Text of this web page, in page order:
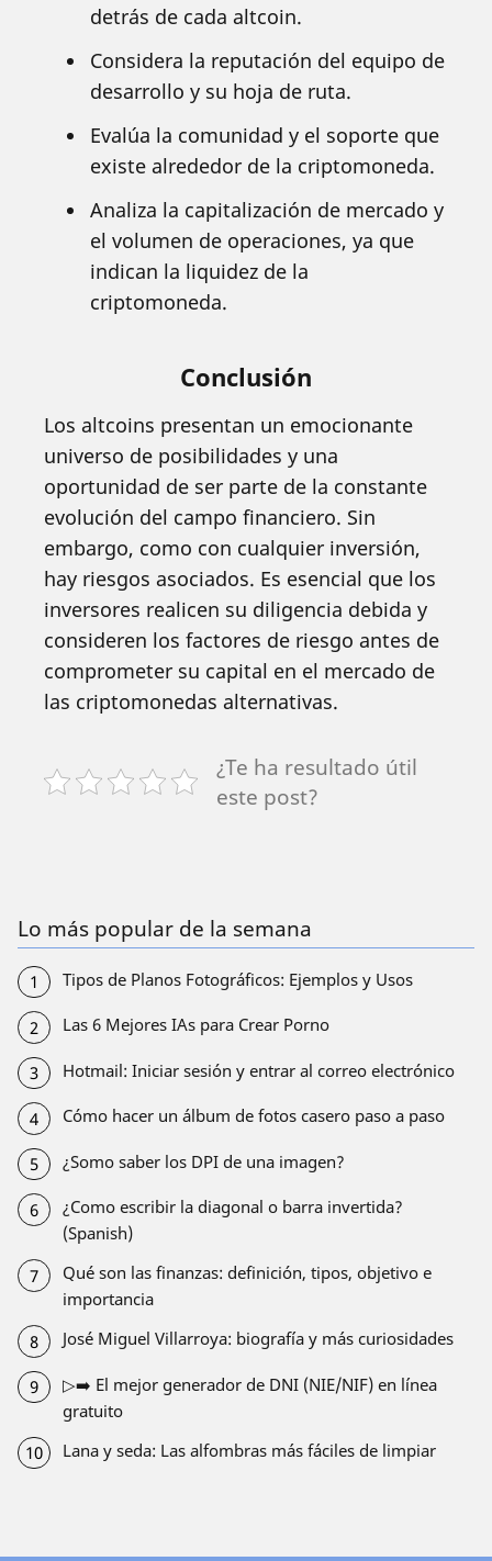
detrás de cada altcoin.
Considera la reputación del equipo de
desarrollo y su hoja de ruta.
Evalúa la comunidad y el soporte que
existe alrededor de la criptomoneda.
Analiza la capitalización de mercado y
el volumen de operaciones, ya que
indican la liquidez de la
criptomoneda.
Conclusión
Los altcoins presentan un emocionante
universo de posibilidades y una
oportunidad de ser parte de la constante
evolución del campo financiero. Sin
embargo, como con cualquier inversión,
hay riesgos asociados. Es esencial que los
inversores realicen su diligencia debida y
consideren los factores de riesgo antes de
comprometer su capital en el mercado de
las criptomonedas alternativas.
¿Te ha resultado útil
este post?
Lo más popular de la semana
Tipos de Planos Fotográficos: Ejemplos y Usos
Las 6 Mejores IAs para Crear Porno
Hotmail: Iniciar sesión y entrar al correo electrónico
Cómo hacer un álbum de fotos casero paso a paso
¿Somo saber los DPI de una imagen?
¿Como escribir la diagonal o barra invertida?
(Spanish)
Qué son las finanzas: definición, tipos, objetivo e
importancia
José Miguel Villarroya: biografía y más curiosidades
▷➡️ El mejor generador de DNI (NIE/NIF) en línea
gratuito
Lana y seda: Las alfombras más fáciles de limpiar